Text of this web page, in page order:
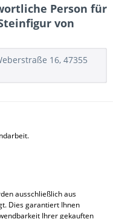
Person für
von
16, 47355
ausschließlich aus
Dies garantiert Ihnen
Ihrer gekauften